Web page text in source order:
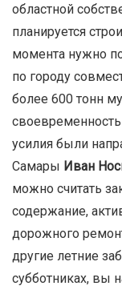
областной
планируется
момента нужно
по городу
более 600 тонн
усилия были
Самары Иван
можно считать
содержание,
дорожного
другие летние
субботниках, вы